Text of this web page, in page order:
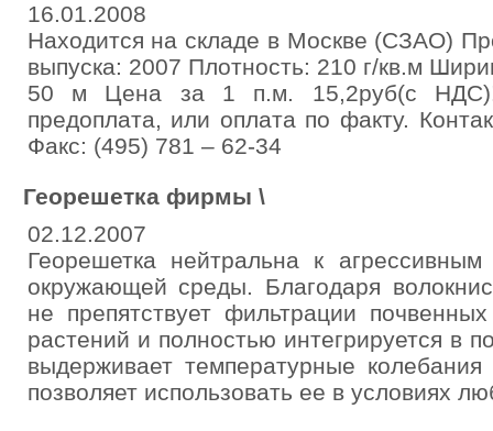
16.01.2008
Находится на складе в Москве (СЗАО)
выпуска: 2007 Плотность: 210 г/кв.м
50 м Цена за 1 п.м. 15,2руб(с НДС)!
предоплата, или оплата по факту.
Факс: (495) 781 – 62-34
Георешетка фирмы \
02.12.2007
Георешетка нейтральна к
окружающей среды. Благодаря
не препятствует фильтрации
растений и полностью интегрируется в
выдерживает температурные
позволяет использовать ее в условиях